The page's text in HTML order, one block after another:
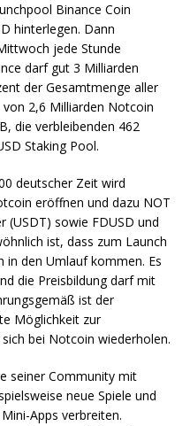
Binance Coin
hinterlegen. Dann
jede Stunde
darf gut 3 Milliarden
der Gesamtmenge aller
2,6 Milliarden Notcoin
die verbleibenden 462
Staking Pool.
deutscher Zeit wird
eröffnen und dazu NOT
(USDT) sowie FDUSD und
ist, dass zum Launch
den Umlauf kommen. Es
die Preisbildung darf mit
ist der
Möglichkeit zur
bei Notcoin wiederholen.
seiner Community mit
neue Spiele und
Apps verbreiten.